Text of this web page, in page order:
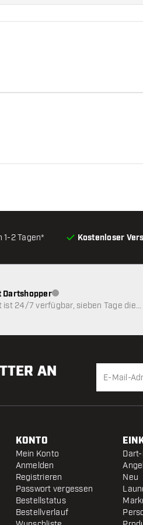
1-2 Tagen* Kostenloser
DartshopperKundenservice nicht
ist 24/7 verfügbar, sieben Tage die
AN
KONTO
Mein Konto
Anmelden
Registrieren
Passwort vergessen
Bestellstatus
Bestellverlauf
Neu